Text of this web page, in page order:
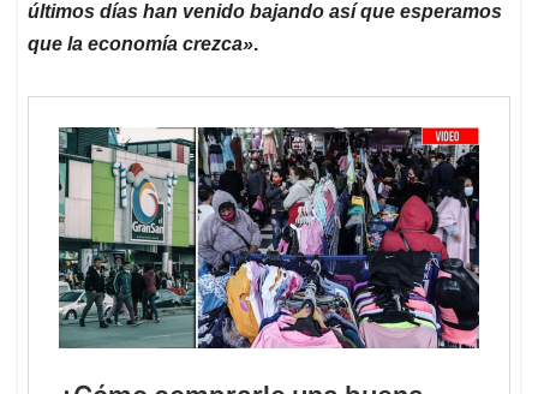
últimos días han venido bajando así que esperamos
que la economía crezca».